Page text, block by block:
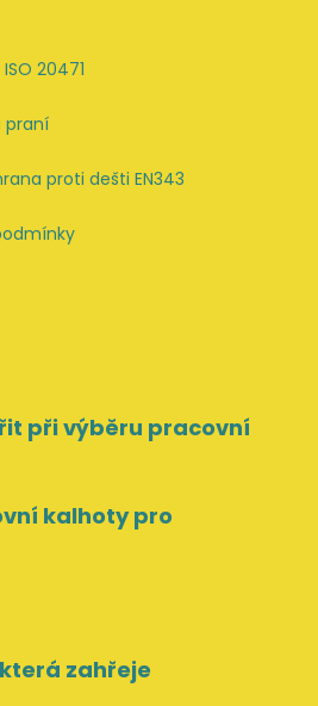
20471
praní
proti dešti EN343
při výběru pracovní
kalhoty pro
zahřeje